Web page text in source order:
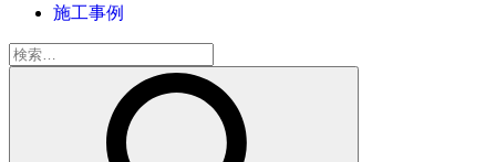
施工事例
検
索: